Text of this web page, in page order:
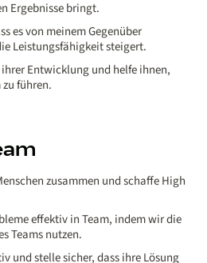
Ergebnisse bringt.
es von meinem Gegenüber
Leistungsfähigkeit steigert.
Entwicklung und helfe ihnen,
führen.
zusammen und schaffe High
effektiv in Team, indem wir die
Teams nutzen.
und stelle sicher, dass ihre Lösung